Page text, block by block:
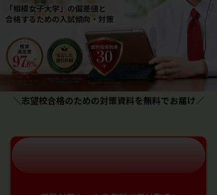
「相模女子大学」の偏差値と
合格するための⼊試傾向・対策
＼志望校合格のための対策資料を無料でお届け／